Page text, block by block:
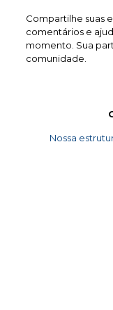
Compartilhe suas
comentários e
momento. Sua
comunidade.
Nossa